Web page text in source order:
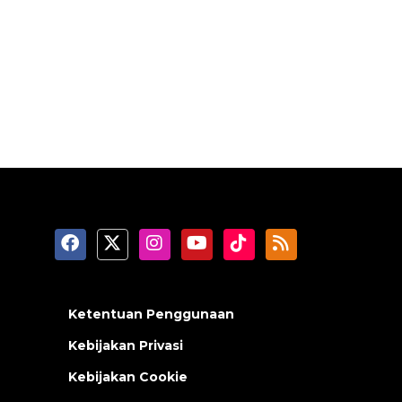
Ketentuan Penggunaan
Kebijakan Privasi
Kebijakan Cookie